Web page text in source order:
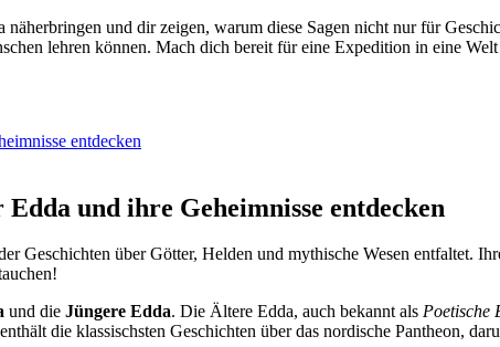
und dir zeigen, warum diese Sagen nicht nur für
lehren können. Mach dich bereit für eine Expedition in eine
entdecken
und ihre Geheimnisse entdecken
Geschichten über Götter, Helden und mythische Wesen entfaltet.
und die Jüngere Edda. Die Ältere Edda, auch bekannt als Poetische
die klassischsten Geschichten über das nordische Pantheon,